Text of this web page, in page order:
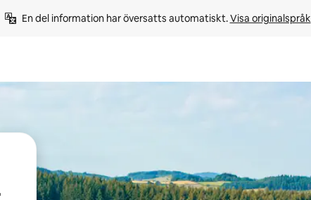
En del information har översatts automatiskt. Visa originalspråk